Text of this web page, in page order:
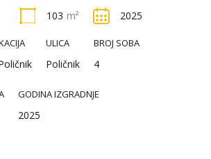
103 m² 2025
ULICA
Poličnik
BROJ SOBA
4
GODINA IZGRADNJE
2025